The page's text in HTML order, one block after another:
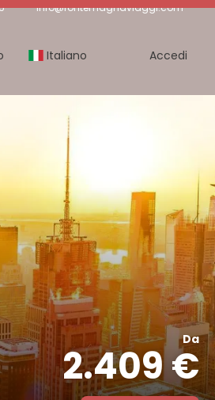
info@fontemagnaviaggi.com
Italiano Accedi
Da
2.409 €